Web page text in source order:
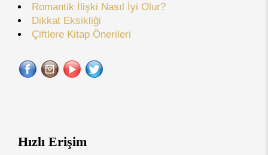
Romantik İlişki Nasıl İyi Olur?
Dikkat Eksikliği
Çiftlere Kitap Önerileri
Hızlı Erişim